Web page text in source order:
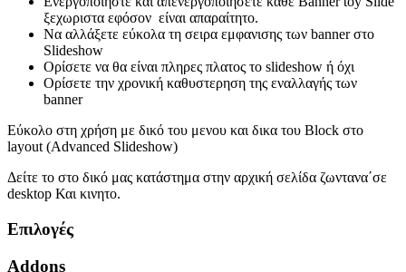
ξεχωριστα εφόσον είναι απαραίτητο.
Να αλλάξετε εύκολα τη σειρα εμφανισης των banner στο
Slideshow
Ορίσετε να θα είναι πληρες πλατος το slideshow ή όχι
Ορίσετε την χρονική καθυστερηση της εναλλαγής των
banner
Εύκολο στη χρήση με δικό του μενου και δικα του Block στο
layout (Advanced Slideshow)
Δείτε το στο δικό μας κατάστημα στην αρχική σελίδα ζωντανα΄σε
desktop Και κινητο.
Επιλογές
Addons